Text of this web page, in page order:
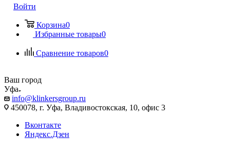
Войти
Корзина0
Избранные товары0
Сравнение товаров0
Ваш город
Уфа
info@klinkersgroup.ru
450078, г. Уфа, Владивостокская, 10, офис 3
Вконтакте
Яндекс.Дзен